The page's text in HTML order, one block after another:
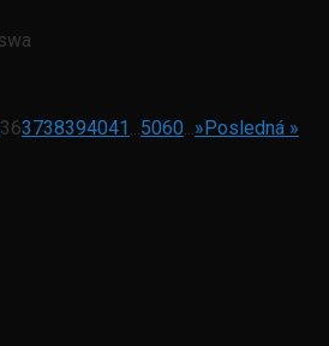
363738394041 5060 »Posledná »